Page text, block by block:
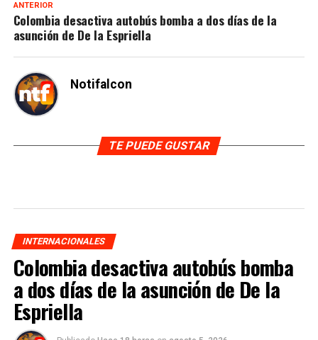
ANTERIOR
Colombia desactiva autobús bomba a dos días de la
asunción de De la Espriella
Notifalcon
TE PUEDE GUSTAR
INTERNACIONALES
Colombia desactiva autobús bomba
a dos días de la asunción de De la
Espriella